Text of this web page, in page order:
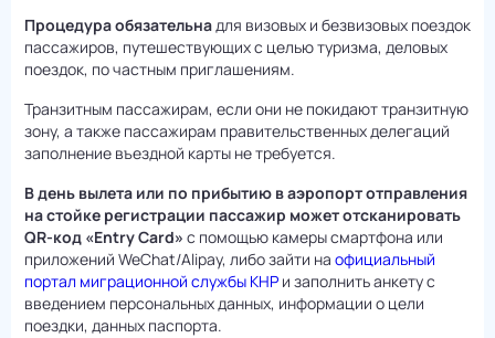
Процедура обязательнадля визовых и безвизовых поездок
пассажиров, путешествующих с целью туризма, деловых
поездок, по частным приглашениям.
Транзитным пассажирам, если они не покидают транзитную
зону, а также пассажирам правительственных делегаций
заполнение въездной карты не требуется.
В день вылета или по прибытию в аэропорт отправления
на стойке регистрации пассажир может отсканировать
QR-код «Entry Card» с помощью камеры смартфона или
приложений WeChat/Alipay, либо зайти на официальный
портал миграционной службы КНР и заполнить анкету с
введением персональных данных, информации о цели
поездки, данных паспорта.